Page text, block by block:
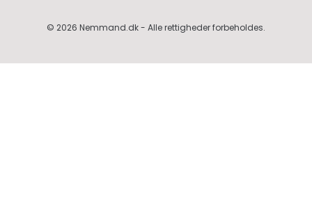
© 2026 Nemmand.dk - Alle rettigheder forbeholdes.